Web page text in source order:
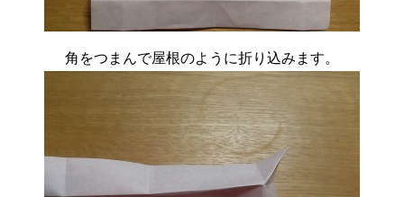
角をつまんで屋根のように折り込みます。